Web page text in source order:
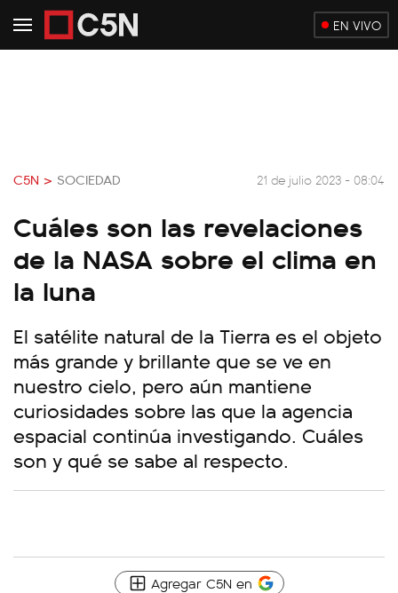
EN VIVO
C5N > SOCIEDAD 21 de julio 2023 - 08:04
Cuáles son las revelaciones
de la NASA sobre el clima en
la luna
El satélite natural de la Tierra es el objeto
más grande y brillante que se ve en
nuestro cielo, pero aún mantiene
curiosidades sobre las que la agencia
espacial continúa investigando. Cuáles
son y qué se sabe al respecto.
Agregar C5N en